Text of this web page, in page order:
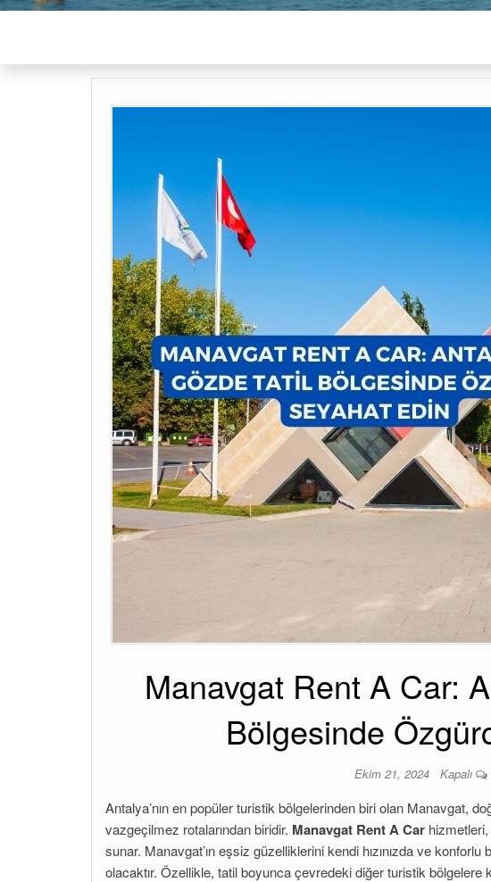
Manavgat Rent A Car:
Bölgesinde
Ekim 21, 2024 Kapalı
Antalya’nın en popüler turistik bölgelerinden biri olan Manavgat,
vazgeçilmez rotalarından biridir. Manavgat Rent A Car
sunar. Manavgat’ın eşsiz güzelliklerini kendi hızınızda ve
olacaktır. Özellikle, tatil boyunca çevredeki diğer turistik